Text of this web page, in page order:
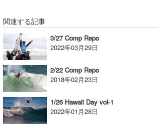
関連する記事
3/27 Comp Repo
2022年03月29日
2/22 Comp Repo
2018年02月23日
1/26 Hawaii Day vol-1
2022年01月28日
KY
mitz
OYZ
S.K
Soulman